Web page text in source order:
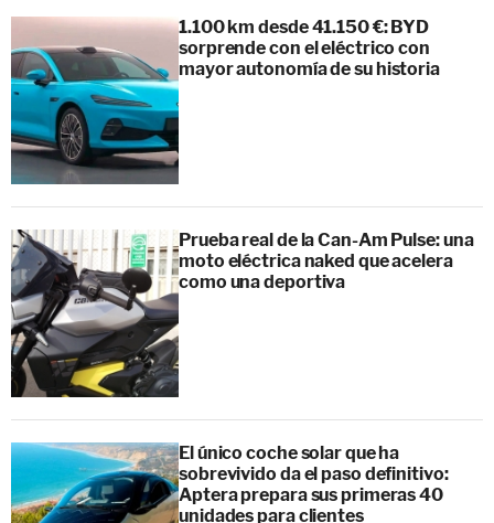
1.100 km desde 41.150 €: BYD
sorprende con el eléctrico con
mayor autonomía de su historia
Prueba real de la Can-Am Pulse: una
moto eléctrica naked que acelera
como una deportiva
El único coche solar que ha
sobrevivido da el paso definitivo:
Aptera prepara sus primeras 40
unidades para clientes